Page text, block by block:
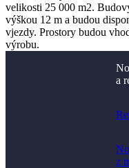
velikosti 25 000 m2.
výškou 12 m a budou
vjezdy. Prostory budou
výrobu.
a
z